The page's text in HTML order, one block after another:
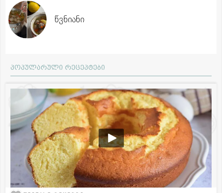
წვნიანი
პოპულარული რეცეპტები